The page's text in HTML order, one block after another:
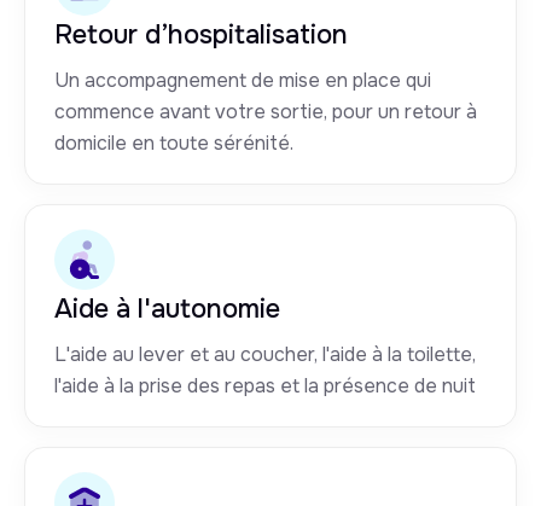
Retour d’hospitalisation
Un accompagnement de mise en place qui
commence avant votre sortie, pour un retour à
domicile en toute sérénité.
Aide à l'autonomie
L'aide au lever et au coucher, l'aide à la toilette,
l'aide à la prise des repas et la présence de nuit